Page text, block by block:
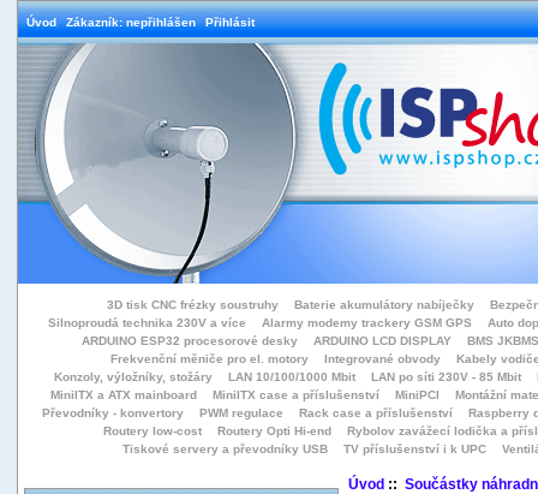
Úvod Zákazník: nepřihlášen Přihlásit
3D tisk CNC frézky soustruhy Baterie akumulátory nabíječky
Silnoproudá technika 230V a více
Alarmy modemy trackery GSM GPS
Auto
ARDUINO ESP32 procesorové desky
ARDUINO LCD DISPLAY
BMS
Frekvenční měniče pro el. motory
Integrované obvody
Kabely
Konzoly, výložníky, stožáry
LAN 10/100/1000 Mbit LAN po síti 230V - 85 Mbit
MiniITX a ATX mainboard
MiniITX case a příslušenství MiniPCI
Montážní
Převodníky - konvertory
PWM regulace Rack case a příslušenství
Raspberry
Routery low-cost
Routery Opti Hi-end
Rybolov zavážecí lodička a přísl
Tiskové servery a převodníky USB
TV příslušenství i k UPC
Úvod:: Součástky